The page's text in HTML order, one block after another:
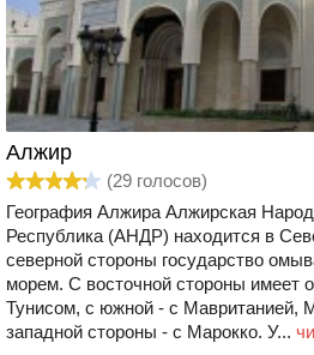
Алжир
(29 голосов)
География Алжира Алжирская
Республика (АНДР) находится в
северной стороны государство
морем. С восточной стороны имеет
Тунисом, с южной - с Мавританией,
западной стороны - с Марокко. У...